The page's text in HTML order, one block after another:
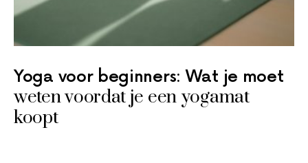
Yoga voor beginners: Wat je moet
weten voordat je een yogamat
koopt